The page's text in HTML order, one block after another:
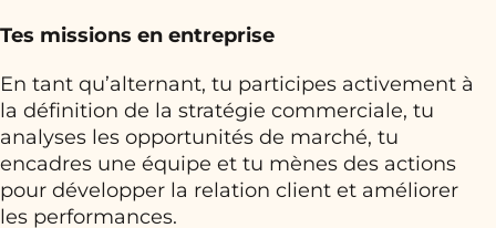
Tes missions en entreprise
En tant qu’alternant, tu participes activement à
la définition de la stratégie commerciale, tu
analyses les opportunités de marché, tu
encadres une équipe et tu mènes des actions
pour développer la relation client et améliorer
les performances.